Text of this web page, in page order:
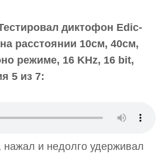
диктофон Edic-
расстоянии 10см, 40см,
режиме, 16 KHz, 16 bit,
5 из 7:
нажал и недолго удерживал